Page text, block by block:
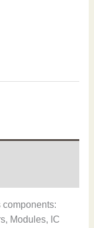
components:
Modules, IC